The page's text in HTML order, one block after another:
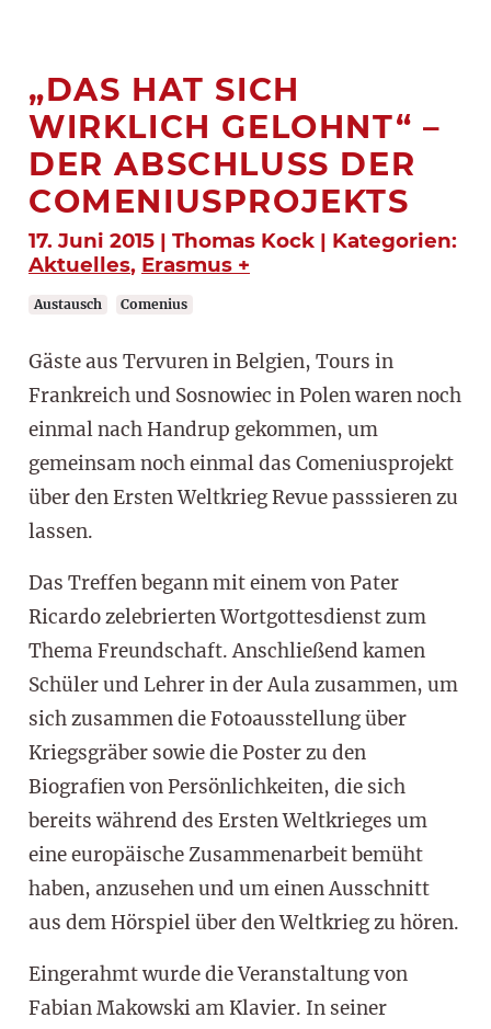
„DAS HAT SICH
WIRKLICH GELOHNT“ –
DER ABSCHLUSS DER
COMENIUSPROJEKTS
17. Juni 2015 | Thomas Kock | Kategorien:
Aktuelles, Erasmus +
Austausch Comenius
Gäste aus Tervuren in Belgien, Tours in
Frankreich und Sosnowiec in Polen waren noch
einmal nach Handrup gekommen, um
gemeinsam noch einmal das Comeniusprojekt
über den Ersten Weltkrieg Revue passsieren zu
lassen.
Das Treffen begann mit einem von Pater
Ricardo zelebrierten Wortgottesdienst zum
Thema Freundschaft. Anschließend kamen
Schüler und Lehrer in der Aula zusammen, um
sich zusammen die Fotoausstellung über
Kriegsgräber sowie die Poster zu den
Biografien von Persönlichkeiten, die sich
bereits während des Ersten Weltkrieges um
eine europäische Zusammenarbeit bemüht
haben, anzusehen und um einen Ausschnitt
aus dem Hörspiel über den Weltkrieg zu hören.
Eingerahmt wurde die Veranstaltung von
Fabian Makowski am Klavier. In seiner